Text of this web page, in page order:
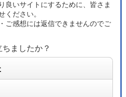
良いサイトにするために、皆さま
ください。
ご感想には返信できませんのでご
ましたか？